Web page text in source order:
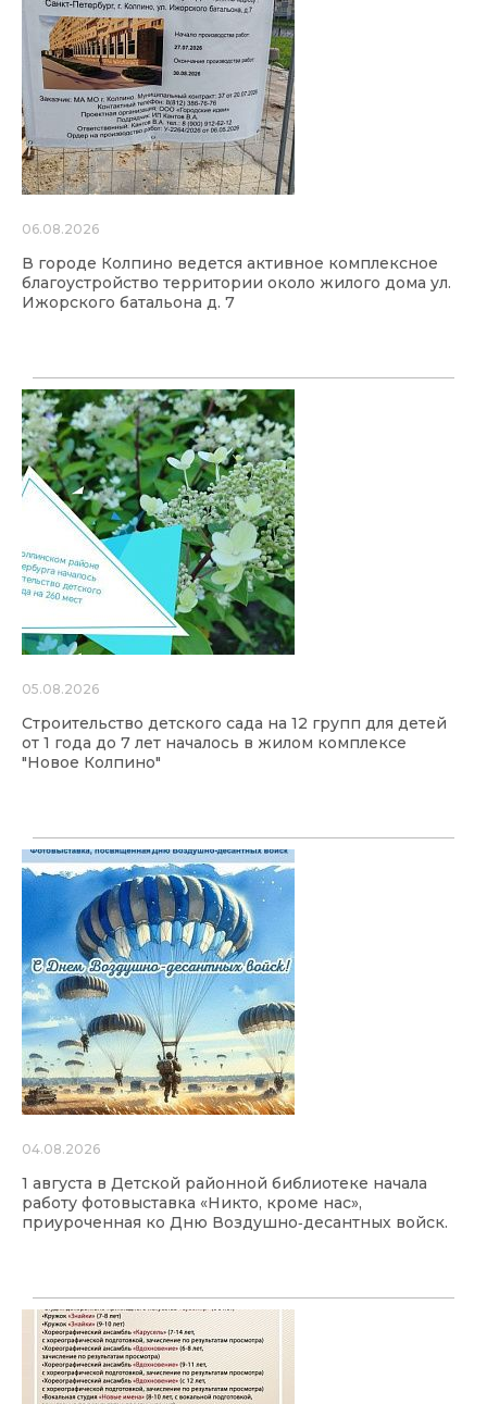
06.08.2026
В городе Колпино ведется активное комплексное
благоустройство территории около жилого дома ул.
Ижорского батальона д. 7
05.08.2026
Строительство детского сада на 12 групп для детей
от 1 года до 7 лет началось в жилом комплексе
"Новое Колпино"
04.08.2026
1 августа в Детской районной библиотеке начала
работу фотовыставка «Никто, кроме нас»,
приуроченная ко Дню Воздушно‑десантных войск.